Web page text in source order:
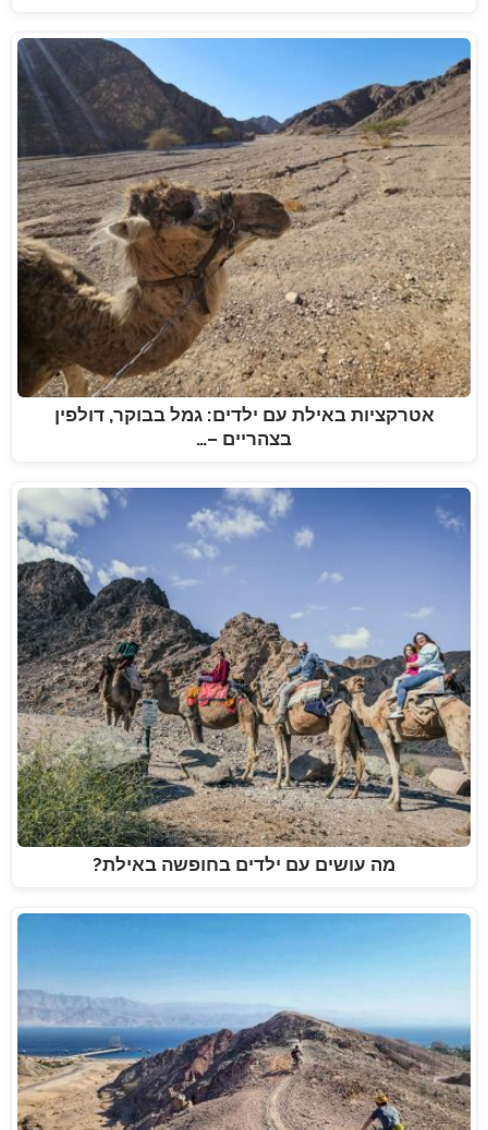
אטרקציות באילת עם ילדים: גמל בבוקר, דולפין
בצהריים –…
מה עושים עם ילדים בחופשה באילת?